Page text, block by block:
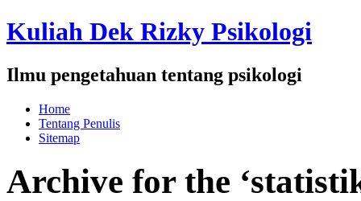
Kuliah Dek Rizky Psikologi
Ilmu pengetahuan tentang psikologi
Home
Tentang Penulis
Sitemap
Archive for the